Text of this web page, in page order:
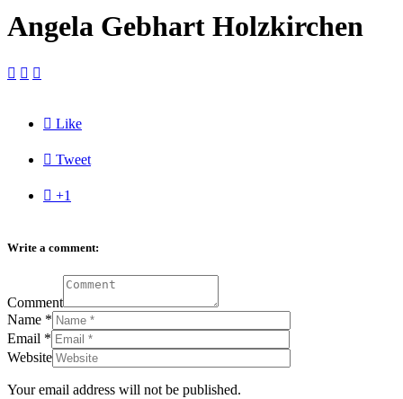
Angela Gebhart Holzkirchen
  
 Like
 Tweet
 +1
Write a comment:
Comment
Name *
Email *
Website
Your email address will not be published.